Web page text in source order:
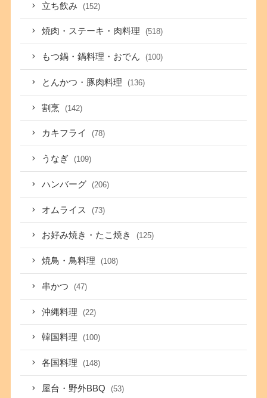
立ち飲み (152)
焼肉・ステーキ・肉料理 (518)
もつ鍋・鍋料理・おでん (100)
とんかつ・豚肉料理 (136)
割烹 (142)
カキフライ (78)
うなぎ (109)
ハンバーグ (206)
オムライス (73)
お好み焼き・たこ焼き (125)
焼鳥・鳥料理 (108)
串かつ (47)
沖縄料理 (22)
韓国料理 (100)
各国料理 (148)
屋台・野外BBQ (53)